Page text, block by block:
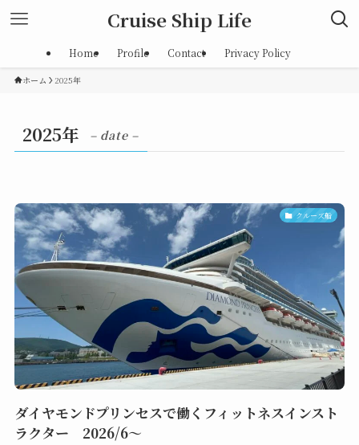
Cruise Ship Life
Home Profile Contact Privacy Policy
ホーム 2025年
2025年 – date –
クルーズ船
ダイヤモンドプリンセスで働くフィットネスインスト
ラクター 2026/6～